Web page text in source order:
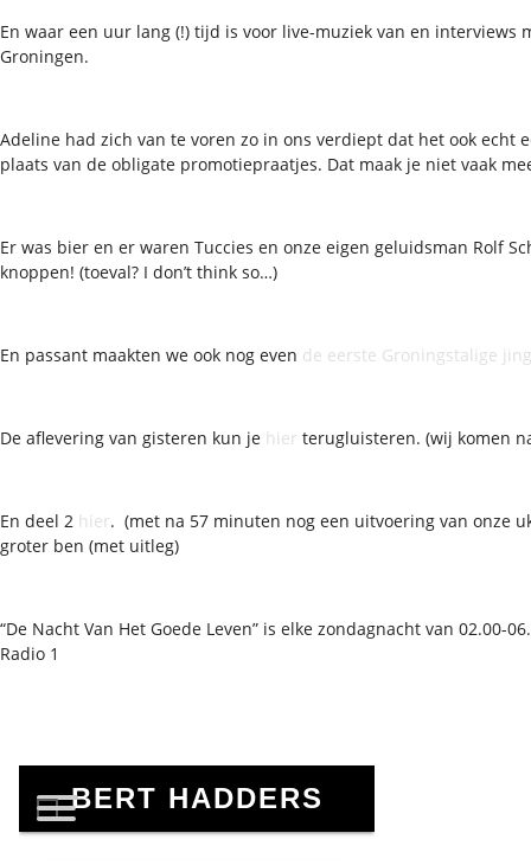
En waar een uur lang (!) tijd is voor live-muziek van en interviews
Groningen.
Adeline had zich van te voren zo in ons verdiept dat het ook echt
plaats van de obligate promotiepraatjes. Dat maak je niet vaak
Er was bier en er waren Tuccies en onze eigen geluidsman Rolf
knoppen! (toeval? I don’t think so…)
En passant maakten we ook nog even de eerste Groningstalige
De aflevering van gisteren kun je hier terugluisteren. (wij komen
En deel 2 hier. (met na 57 minuten nog een uitvoering van onze
groter ben (met uitleg)
“De Nacht Van Het Goede Leven” is elke zondagnacht van 02.00-
Radio 1